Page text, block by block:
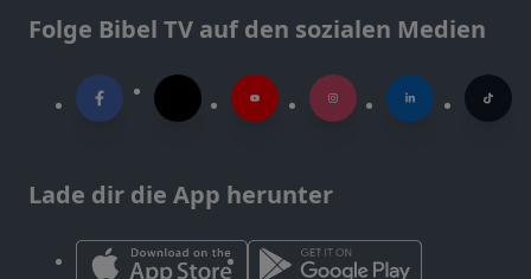
Folge Bibel TV auf den sozialen Medien
Lade dir die App herunter